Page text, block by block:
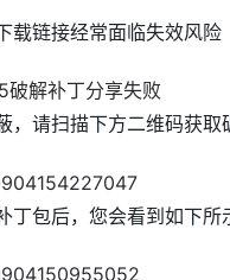
载链接经常面临失效风险
，请扫描下方二维码获取
丁包后，您会看到如下所